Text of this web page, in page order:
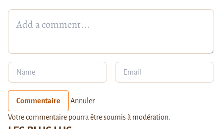
Commentaire Annuler
Votre commentaire pourra être soumis à modération.